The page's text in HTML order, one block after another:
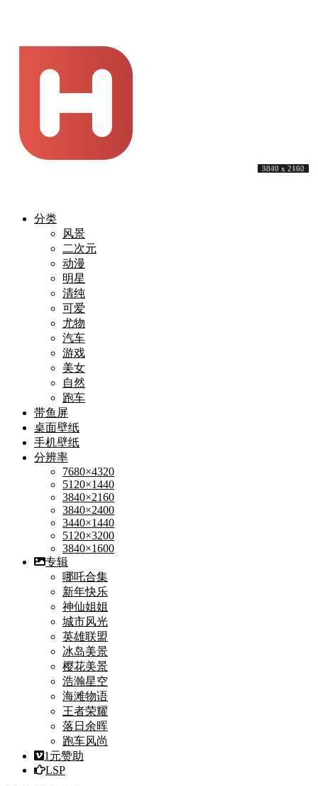
分类
风景
二次元
动漫
明星
清纯
可爱
尤物
汽车
游戏
美女
自然
跑车
带鱼屏
桌面壁纸
手机壁纸
分辨率
7680×4320
5120×1440
3840×2160
3840×2400
3440×1440
5120×3200
3840×1600
专辑
哪吒合集
新年快乐
神仙姐姐
城市风光
英雄联盟
冰岛美景
樱花美景
浩瀚星空
海滩物语
王者荣耀
落日余晖
跑车风尚
1元赞助
LSP
3840 x 2160
3840 x 2160
5000 x 2500
6000 x 2492
5120 x 1440
3840 x 2160
4228 x 2160
3840 x 2160
6000 x 2492
3840 x 2160